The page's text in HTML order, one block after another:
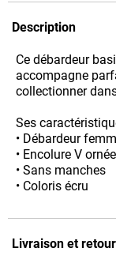
Description
Ce débardeur
accompagne
collectionner
Ses
• Débardeur
• Encolure V
• Sans manches
• Coloris écru
Livraison et